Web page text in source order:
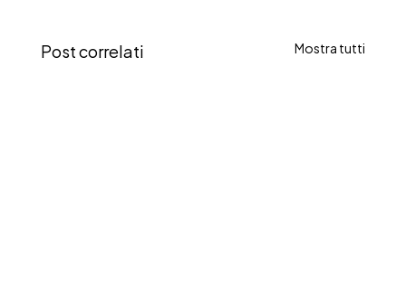
Post correlati Mostra tutti